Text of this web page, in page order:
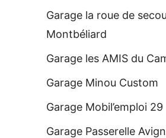
Garage la roue de
Montbéliard
Garage les AMIS du
Garage Minou Custom
Garage Mobil’emploi 29
Garage Passerelle